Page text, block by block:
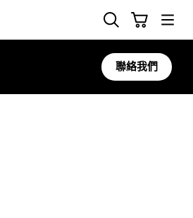
聯絡我們